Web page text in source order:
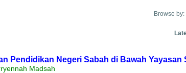
Browse by:
Pendidikan Negeri Sabah di Bawah Yayasan
Madsah